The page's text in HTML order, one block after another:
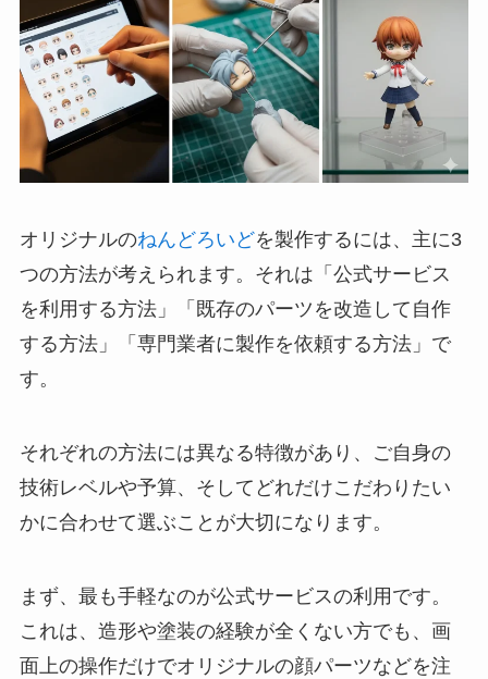
オリジナルのねんどろいどを製作するには、主に3
つの方法が考えられます。それは「公式サービス
を利用する方法」「既存のパーツを改造して自作
する方法」「専門業者に製作を依頼する方法」で
す。
それぞれの方法には異なる特徴があり、ご自身の
技術レベルや予算、そしてどれだけこだわりたい
かに合わせて選ぶことが大切になります。
まず、最も手軽なのが公式サービスの利用です。
これは、造形や塗装の経験が全くない方でも、画
面上の操作だけでオリジナルの顔パーツなどを注